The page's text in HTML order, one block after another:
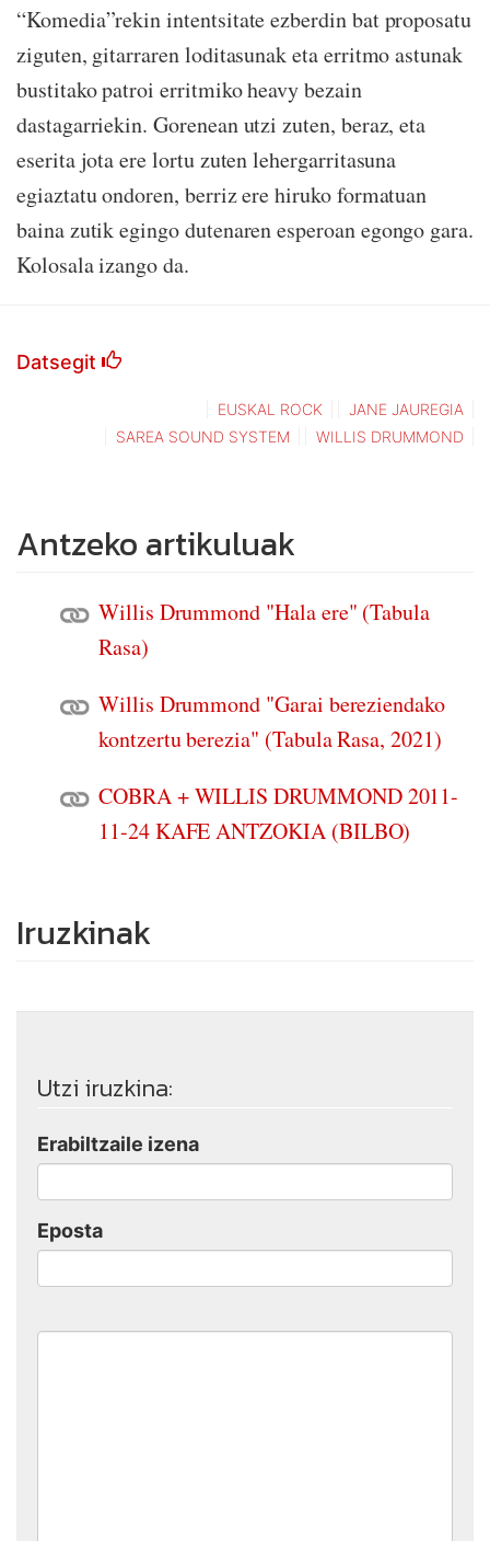
“Komedia”rekin intentsitate ezberdin bat proposatu
ziguten, gitarraren loditasunak eta erritmo astunak
bustitako patroi erritmiko heavy bezain
dastagarriekin. Gorenean utzi zuten, beraz, eta
eserita jota ere lortu zuten lehergarritasuna
egiaztatu ondoren, berriz ere hiruko formatuan
baina zutik egingo dutenaren esperoan egongo gara.
Kolosala izango da.
Datsegit
EUSKAL ROCK
JANE JAUREGIA
SAREA SOUND SYSTEM
WILLIS DRUMMOND
Antzeko artikuluak
Willis Drummond "Hala ere" (Tabula
Rasa)
Willis Drummond "Garai bereziendako
kontzertu berezia" (Tabula Rasa, 2021)
COBRA + WILLIS DRUMMOND 2011-
11-24 KAFE ANTZOKIA (BILBO)
Iruzkinak
Utzi iruzkina:
Erabiltzaile izena
Eposta